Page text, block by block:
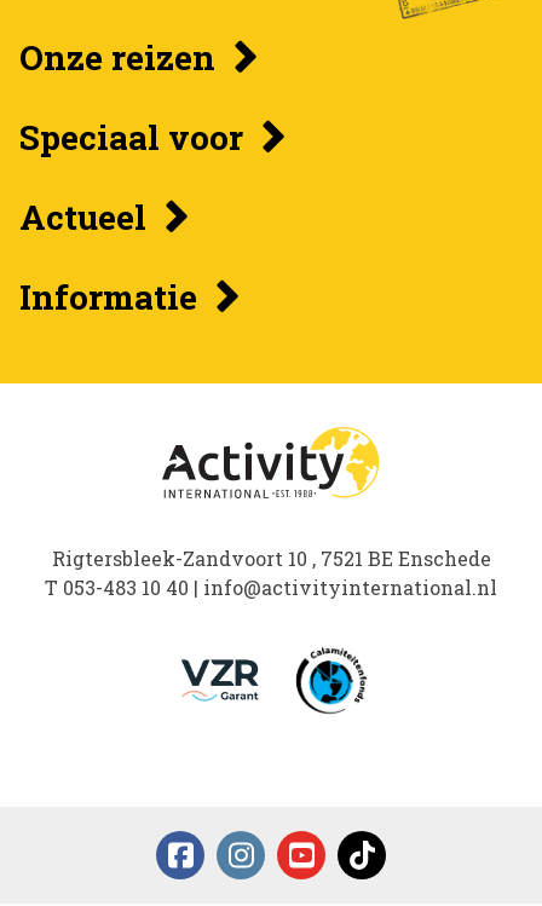
Onze reizen
Speciaal voor
Actueel
Informatie
Rigtersbleek-Zandvoort 10 , 7521 BE Enschede
T 053-483 10 40 | info@activityinternational.nl